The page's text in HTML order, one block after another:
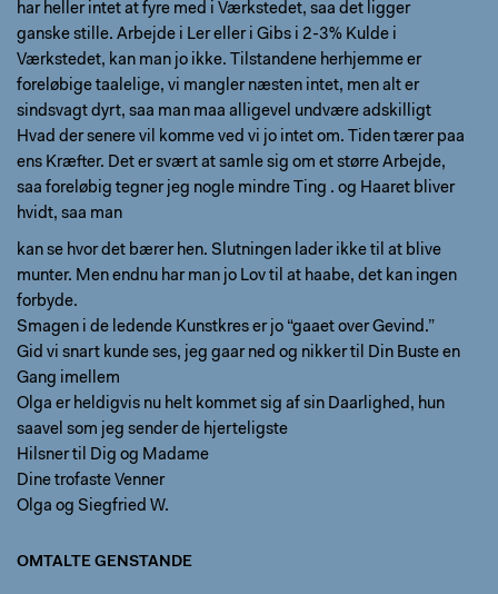
har heller intet at fyre med i Værkstedet, saa det ligger
ganske stille. Arbejde i Ler eller i Gibs i 2-3% Kulde i
Værkstedet, kan man jo ikke. Tilstandene herhjemme er
foreløbige taalelige, vi mangler næsten intet, men alt er
sindsvagt dyrt, saa man maa alligevel undvære adskilligt
Hvad der senere vil komme ved vi jo intet om. Tiden tærer paa
ens Kræfter. Det er svært at samle sig om et større Arbejde,
saa foreløbig tegner jeg nogle mindre Ting . og Haaret bliver
hvidt, saa man
kan se hvor det bærer hen. Slutningen lader ikke til at blive
munter. Men endnu har man jo Lov til at haabe, det kan ingen
forbyde.
Smagen i de ledende Kunstkres er jo “gaaet over Gevind.”
Gid vi snart kunde ses, jeg gaar ned og nikker til Din Buste en
Gang imellem
Olga er heldigvis nu helt kommet sig af sin Daarlighed, hun
saavel som jeg sender de hjerteligste
Hilsner til Dig og Madame
Dine trofaste Venner
Olga og Siegfried W.
OMTALTE GENSTANDE